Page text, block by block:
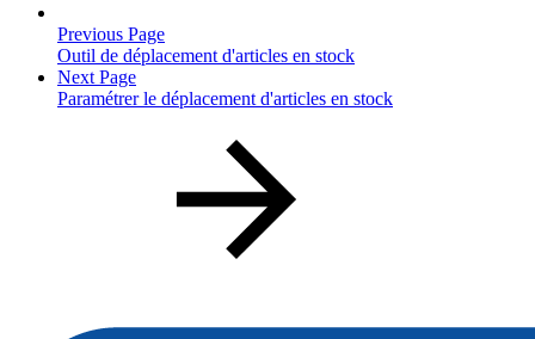
Previous Page
Outil de déplacement d'articles en stock
Next Page
Paramétrer le déplacement d'articles en stock